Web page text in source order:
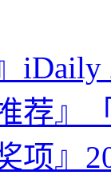
荐』
项』